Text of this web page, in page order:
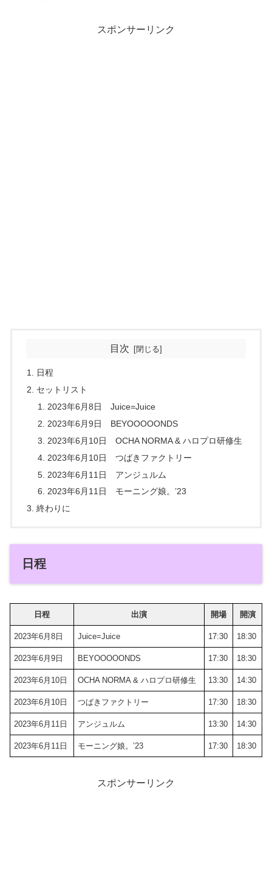
スポンサーリンク
目次
日程
セットリスト
2023年6月8日 Juice=Juice
2023年6月9日 BEYOOOOONDS
2023年6月10日 OCHA NORMA & ハロプロ研修生
2023年6月10日 つばきファクトリー
2023年6月11日 アンジュルム
2023年6月11日 モーニング娘。’23
終わりに
日程
日程 出演 開場 開演
2023年6月8日 Juice=Juice 17:30 18:30
2023年6月9日 BEYOOOOONDS 17:30 18:30
2023年6月10日 OCHA NORMA & ハロプロ研修生 13:30 14:30
2023年6月10日 つばきファクトリー 17:30 18:30
2023年6月11日 アンジュルム 13:30 14:30
2023年6月11日 モーニング娘。’23 17:30 18:30
スポンサーリンク